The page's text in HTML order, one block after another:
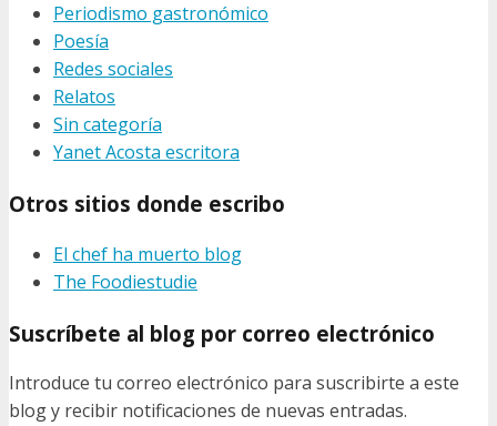
Periodismo gastronómico
Poesía
Redes sociales
Relatos
Sin categoría
Yanet Acosta escritora
Otros sitios donde escribo
El chef ha muerto blog
The Foodiestudie
Suscríbete al blog por correo electrónico
Introduce tu correo electrónico para suscribirte a este
blog y recibir notificaciones de nuevas entradas.